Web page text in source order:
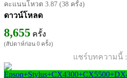
คะแนนโหวต 3.87 (38 ครั้ง)
ดาวน์โหลด
8,655 ครั้ง
(สัปดาห์ก่อน 0 ครั้ง)
แชร์บทความนี้ :